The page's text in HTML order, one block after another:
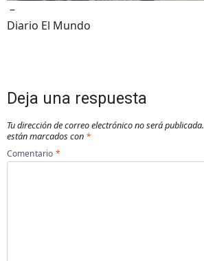
–
Diario El Mundo
Deja una respuesta
Tu dirección de correo electrónico no será publicada.
están marcados con *
Comentario *